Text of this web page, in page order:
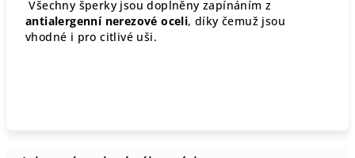
Všechny šperky jsou doplněny zapínáním z
antialergenní nerezové oceli, díky čemuž jsou
vhodné i pro citlivé uši.